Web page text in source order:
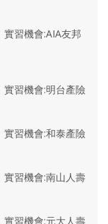
習機會:AIA友邦
習機會:明台產險
習機會:和泰產險
實習機會:南山人壽
實習機會:元大人壽